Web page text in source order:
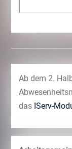
Ab dem 2.
das IServ-